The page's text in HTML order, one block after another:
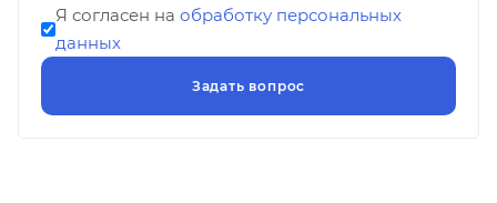
Я согласен на обработку персональных
данных